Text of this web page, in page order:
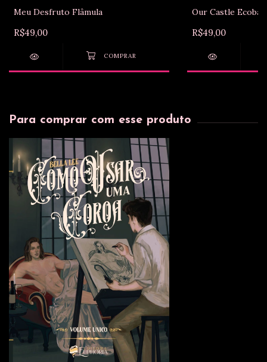
Meu Desfruto Flâmula
R$49,00
Our Castle Ecobag
R$49,00
Para comprar com esse produto